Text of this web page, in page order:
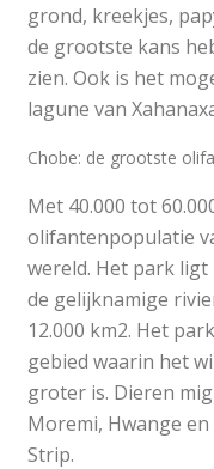
grond, kreekjes,
de grootste kans
zien. Ook is het
lagune van
Chobe: de grootste
Met 40.000 tot
olifantenpopulatie
wereld. Het park
de gelijknamige
12.000 km2. Het
gebied waarin het
groter is. Dieren
Moremi, Hwange
Strip.